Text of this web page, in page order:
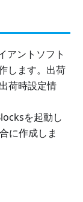
アントソフト
します。出荷
荷時設定情
を起動し
に作成しま